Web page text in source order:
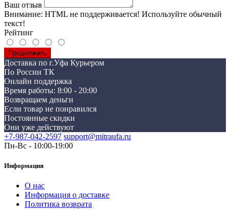
Ваш отзыв
Внимание: HTML не поддерживается! Используйте обычный
текст!
Рейтинг
Продолжить
Доставка по г.Уфа Курьером
По России ТК
Онлайн поддержка
Время работы: 8:00 - 20:00
Возвращаем деньги
Если товар не понравился
Постоянные скидки
Они уже действуют
+7-987-042-2597 support@mitraufa.ru
Пн-Вс - 10:00-19:00
Информация
О нас
Информация о доставке
Политика возврата